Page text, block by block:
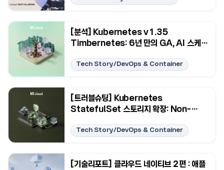
[분석] Kubernetes v1.35
Timbernetes: 6년 만의 GA, AI 스케줄
Tech Story/DevOps & Container
[트러블슈팅] Kubernetes
StatefulSet 스토리지 확장: Non-
제약 극복
Tech Story/DevOps & Container
[기술리포트] 클라우드 네이티브 2편 : 애플